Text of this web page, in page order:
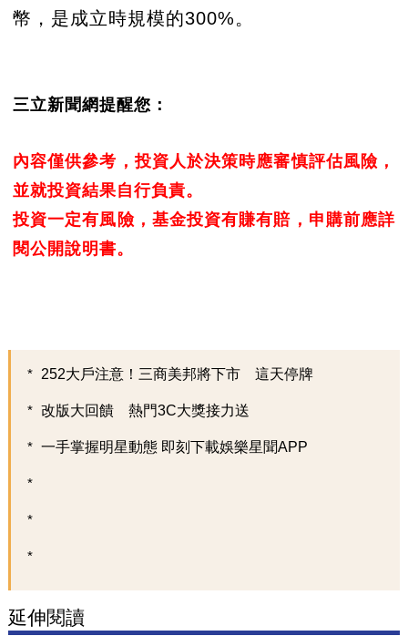
幣，是成立時規模的300%。
三立新聞網提醒您：
內容僅供參考，投資人於決策時應審慎評估風險，
並就投資結果自行負責。
投資一定有風險，基金投資有賺有賠，申購前應詳
閱公開說明書。
252大戶注意！三商美邦將下市 這天停牌
改版大回饋 熱門3C大獎接力送
一手掌握明星動態 即刻下載娛樂星聞APP
延伸閱讀